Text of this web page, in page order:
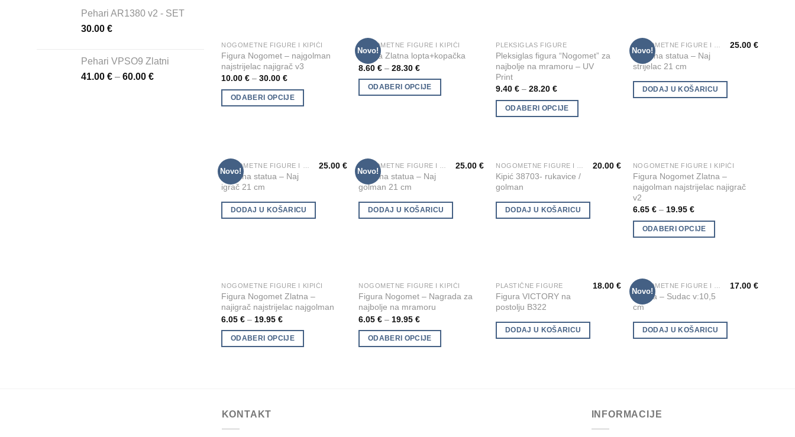
Pehari AR1380 v2 - SET
30.00 €
Pehari VPSO9 Zlatni
41.00 € – 60.00 €
chosen
on
the
product
page
chosen
on
product
NOGOMETNE FIGURE I KIPIĆI
Figura Nogomet – najgolman
najstrijelac najigrač v3
10.00€ –30.00€
ODABERI OPCIJE
This
product
has
multiple
variants.
chosen
on
product
Novo!
Add to
NOGOMETNE FIGURE I KIPIĆI
Figura Zlatna lopta+kopačka
8.60€ –28.30€
ODABERI OPCIJE
This
product
has
multiple
chosen
on
product
Add to
PLEKSIGLAS FIGURE
Pleksiglas figura “Nogomet” za
najbolje na mramoru – UV
Print
9.40€ –28.20€
ODABERI OPCIJE
This
product
has
multiple
variants.
The
chosen
on
product
Novo!
Metalna statua – Naj
strijelac 21 cm
25.00€
DODAJ U KOŠARICU
Novo!
Metalna statua – Naj
igrač 21 cm
25.00 €
DODAJ U KOŠARICU
Novo!
Metalna statua – Naj
golman 21 cm
25.00€
DODAJ U KOŠARICU
Kipić 38703- rukavice /
golman
20.00€
DODAJ U KOŠARICU
NOGOMETNE FIGURE I KIPIĆI
Figura Nogomet Zlatna –
najgolman najstrijelac najigrač
v2
6.65 €– 19.95 €
ODABERI OPCIJE
This
product
has
multiple
variants.
The
chosen
on
product
NOGOMETNE FIGURE I KIPIĆI
Figura Nogomet Zlatna –
najigrač najstrijelac najgolman
6.05€ – 19.95€
ODABERI OPCIJE
This
product
has
multiple
variants.
chosen
Add to
NOGOMETNE FIGURE I KIPIĆI
Figura Nogomet – Nagrada za
najbolje na mramoru
6.05€ – 19.95€
ODABERI OPCIJE
This
product
has
multiple
variants.
PLASTIČNE FIGURE
Figura VICTORY na
postolju B322
18.00€
DODAJ U KOŠARICU
Novo!
NOGOMETNE FIGURE I KIPIĆI
Figura – Sudac v:10,5
cm
17.00€
DODAJ U KOŠARICU
KONTAKT INFORMACIJE